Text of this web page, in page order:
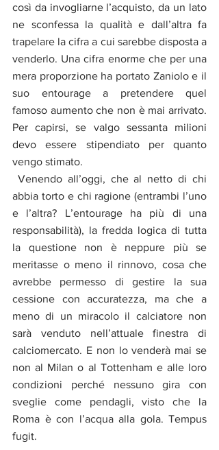
così da invogliarne l’acquisto, da un lato
ne sconfessa la qualità e dall’altra fa
trapelare la cifra a cui sarebbe disposta a
venderlo. Una cifra enorme che per una
mera proporzione ha portato Zaniolo e il
suo entourage a pretendere quel
famoso aumento che non è mai arrivato.
Per capirsi, se valgo sessanta milioni
devo essere stipendiato per quanto
vengo stimato.
abbia torto e chi ragione (entrambi l’uno
e l’altra? L’entourage ha più di una
responsabilità), la fredda logica di tutta
la questione non è neppure più se
meritasse o meno il rinnovo, cosa che
avrebbe permesso di gestire la sua
cessione con accuratezza, ma che a
meno di un miracolo il calciatore non
sarà venduto nell’attuale finestra di
calciomercato. E non lo venderà mai se
non al Milan o al Tottenham e alle loro
condizioni perché nessuno gira con
sveglie come pendagli, visto che la
Roma è con l’acqua alla gola. Tempus
fugit.